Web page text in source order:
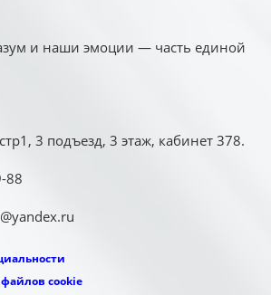
и наши эмоции — часть единой
3 подъезд, 3 этаж, кабинет 378.
88
cookie